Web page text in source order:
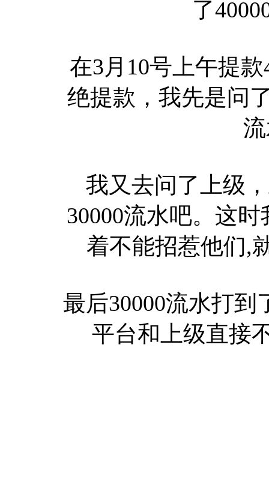
了
在3月10号上午提
绝提款，我先是问
我又去问了上级
30000流水吧。这
着不能招惹他们,
最后30000流水打到
平台和上级直接